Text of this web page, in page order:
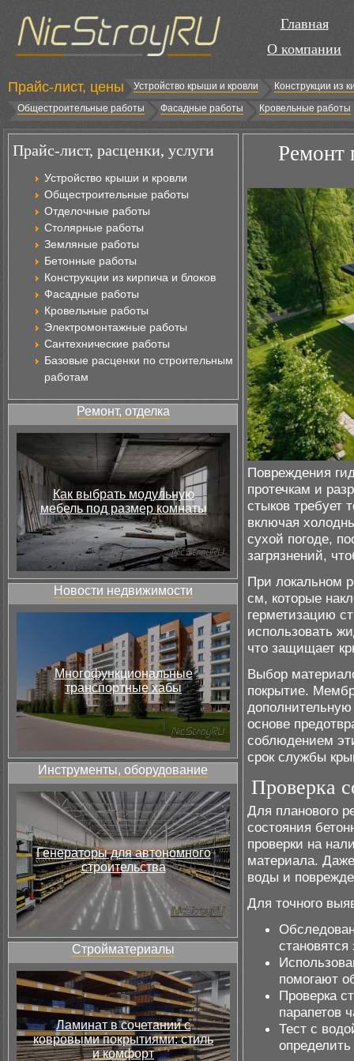
Главная
О компании
Прайс-лист, цены Устройство крыши и кровли
Конструкции из
Общестроительные работы
Фасадные работы Кровельные работы
Прайс-лист, расценки, услуги
Устройство крыши и кровли
Общестроительные работы
Отделочные работы
Столярные работы
Земляные работы
Бетонные работы
Конструкции из кирпича и блоков
Фасадные работы
Кровельные работы
Электромонтажные работы
Сантехнические работы
Базовые расценки по строительным
работам
Ремонт, отделка
Как выбрать модульную
мебель под размер комнаты
Новости недвижимости
Многофункциональные
транспортные хабы
Инструменты, оборудование
Генераторы для автономного
строительства
Стройматериалы
Ламинат в сочетании с
ковровыми покрытиями: стиль
и комфорт
Ремонт
Повреждения
протечкам и
стыков требует
включая
сухой погоде,
загрязнений,
При локальном
см, которые
герметизацию
использовать
что защищает
Выбор
покрытие.
основе
соблюдением
срок службы
Проверка
Для планового
состояния
проверки на
материала.
воды и
Для точного
помогают
Проверка
парапетов
Тест с